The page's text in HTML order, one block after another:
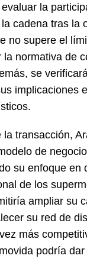
la
cadena tras la
no supere el
la normativa de
se
implicaciones
la transacción,
de
su enfoque en
de los
ampliar su
su red de
más
podría